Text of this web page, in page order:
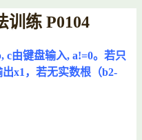
训练 P0104
c由键盘输入, a!=0。若只
x1，若无实数根（b2-